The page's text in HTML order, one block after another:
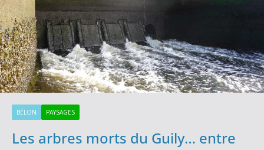
BÉLON PAYSAGES
Les arbres morts du Guily… entre